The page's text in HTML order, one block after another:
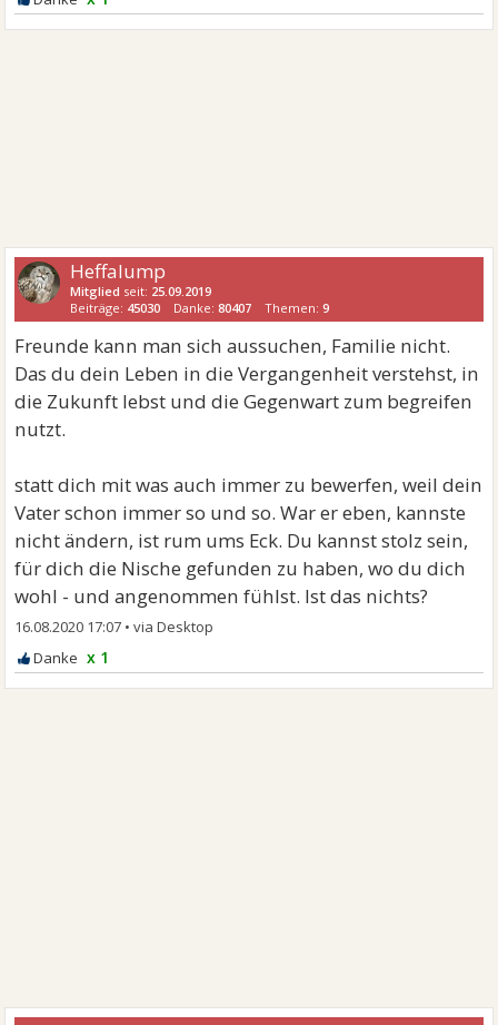
Heffalump
Mitglied seit: 25.09.2019
Beiträge: 45030 Danke:80407 Themen:9
Freunde kann man sich aussuchen, Familie nicht.
Das du dein Leben in die Vergangenheit verstehst, in
die Zukunft lebst und die Gegenwart zum begreifen
nutzt.
statt dich mit was auch immer zu bewerfen, weil dein
Vater schon immer so und so. War er eben, kannste
nicht ändern, ist rum ums Eck. Du kannst stolz sein,
für dich die Nische gefunden zu haben, wo du dich
wohl - und angenommen fühlst. Ist das nichts?
16.08.2020 17:07 •
x 1